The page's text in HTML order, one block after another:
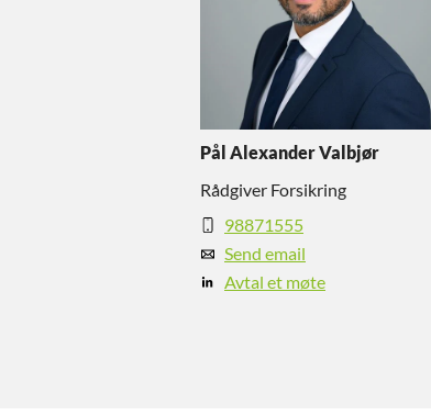
Pål Alexander Valbjør
Rådgiver Forsikring
98871555
Send email
Avtal et møte